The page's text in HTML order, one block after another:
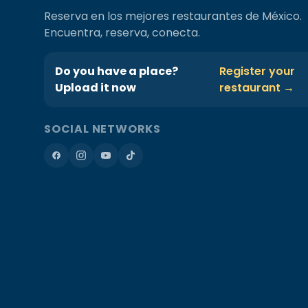
Reserva en los mejores restaurantes de México.
Encuentra, reserva, conecta.
Do you have a place?
Upload it now
Register your
restaurant →
SOCIAL NETWORKS